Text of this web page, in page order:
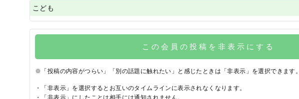
こども
この会員の投稿を非表示にする
※「投稿の内容がつらい」「別の話題に触れたい」と感じたときは「非表示」を選択できます。
・「非表示」を選択するとお互いのタイムラインに表示されなくなります。
・「非表示」にしたことは相手には通知されません。